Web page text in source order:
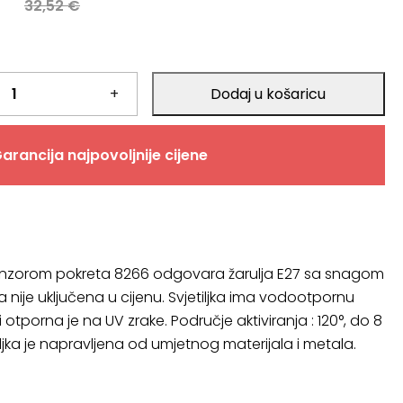
32,52€
+ Dodaj u košaricu
najpovoljnije cijene
pokreta 8266 odgovara žarulja E27 sa snagom
nije uključena u cijenu. Svjetiljka ima vodootpornu
je na UV zrake. Područje aktiviranja : 120°, do 8
je napravljena od umjetnog materijala i metala.